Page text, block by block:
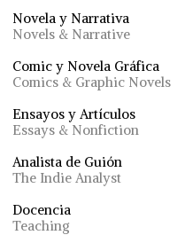
Novela y Narrativa
Novels & Narrative
Comic y Novela Gráfica
Comics & Graphic Novels
Ensayos y Artículos
Essays & Nonfiction
Analista de Guión
The Indie Analyst
Docencia
Teaching